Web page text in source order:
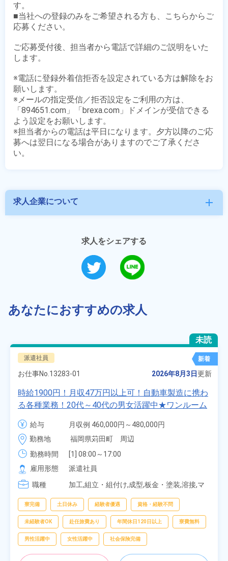
す。
■当社への登録のみをご希望される方も、こちらからご
応募ください。
ご応募受付後、担当者から電話で詳細のご説明をいた
します。
※電話に登録外着信拒否を設定されている方は解除をお
願いします。
※メールの指定受信／拒否設定をご利用の方は、
「894651.com」「brexa.com」ドメインが受信できる
よう設定をお願いします。
※担当者からの電話は平日になります。夕方以降のご応
募へは翌日になる場合がありますのでご了承くださ
求人企業について add
求人をシェアする
あなたにおすすめの求人
未読
派遣社員 新着
お仕事No. 13283-01 2026年8月3日更新
時給1900円！月収47万円以上可！自動車製造に携わ
る各種業務！20代～40代の男女活躍中★ワンルーム
寮無料！マイカー通勤OK！無料駐車場あり！赴任旅
費会社負担！社員食堂あり！日払いあり！土日休
み！特別賞与90万円支給！《福岡県京都郡苅田町》
給与
月収例 460,000円～480,000円
時給 1,900円～1,900円
勤務地
福岡県苅田町　周辺
勤務時間
[1] 08:00～17:00
[2] 20:00～05:00
[3] 06:30～15:00
[4] 14:30～23:00
雇用形態
派遣社員
職種
加工,組立・組付け,成型,板金・塗装,溶接,マ
査,物流・配送
寮完備 土日休み 経験者優遇 資格・経験不問
未経験者OK 赴任旅費あり 年間休日120日以上 寮費無料
男性活躍中 女性活躍中 社会保険完備